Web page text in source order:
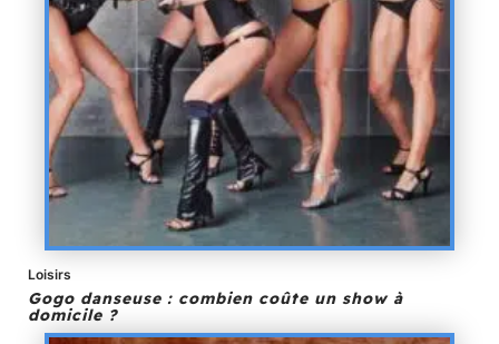
Loisirs
Gogo danseuse : combien coûte un show à
domicile ?